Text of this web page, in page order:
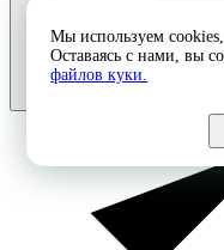
Мы используем
Оставаясь с нами, вы
файлов куки.